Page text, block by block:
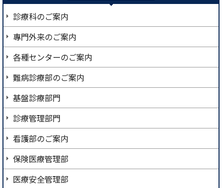
診療科のご案内
專門外来のご案内
各種センターのご案内
難病診療部のご案内
基盤診療部門
診療管理部門
看護部のご案内
保険医療管理部
医療安全管理部